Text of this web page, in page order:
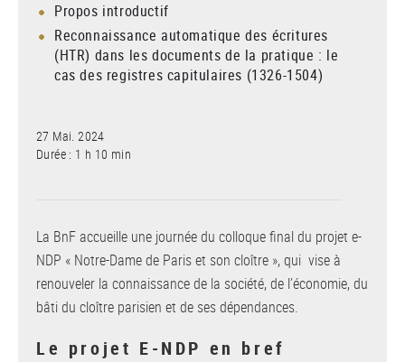
Propos introductif
Reconnaissance automatique des écritures
(HTR) dans les documents de la pratique : le
cas des registres capitulaires (1326-1504)
27 Mai. 2024
Durée : 1 h 10 min
La BnF accueille une journée du colloque final du projet e-
NDP « Notre-Dame de Paris et son cloître », qui vise à
renouveler la connaissance de la société, de l’économie, du
bâti du cloître parisien et de ses dépendances.
Le projet E-NDP en bref